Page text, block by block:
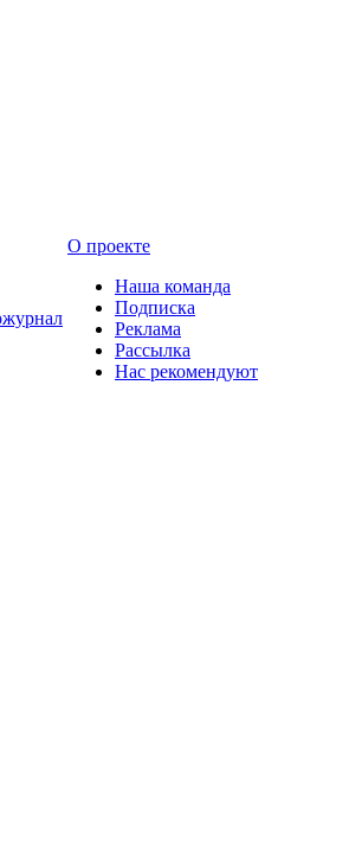
О проекте
Наша команда
Подписка
Реклама
Рассылка
Нас рекомендуют